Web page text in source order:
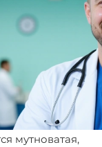
мутноватая,